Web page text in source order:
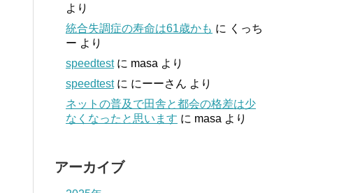
より
統合失調症の寿命は61歳かも に くっち
ー より
speedtestに masa より
speedtestに にーーさん より
ネットの普及で田舎と都会の格差は少
なくなったと思います に masa より
アーカイブ